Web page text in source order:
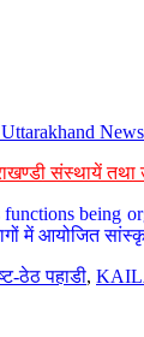
संस्थायें तथा
being
भागों में आयोजित
ठेठ पहाडी,